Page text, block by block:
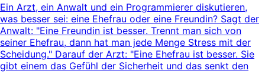
Ein Arzt, ein Anwalt und ein Programmierer diskutieren,
was besser sei: eine Ehefrau oder eine Freundin? Sagt der
Anwalt: "Eine Freundin ist besser. Trennt man sich von
seiner Ehefrau, dann hat man jede Menge Stress mit der
Scheidung." Darauf der Arzt: "Eine Ehefrau ist besser. Sie
gibt einem das Gefühl der Sicherheit und das senkt den